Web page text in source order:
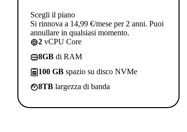
Scegli il piano
Si rinnova a 14,99 €/mese per 2 anni. Puoi
annullare in qualsiasi momento.
2 vCPU Core
8GB di RAM
100 GB spazio su disco NVMe
8TB largezza di banda